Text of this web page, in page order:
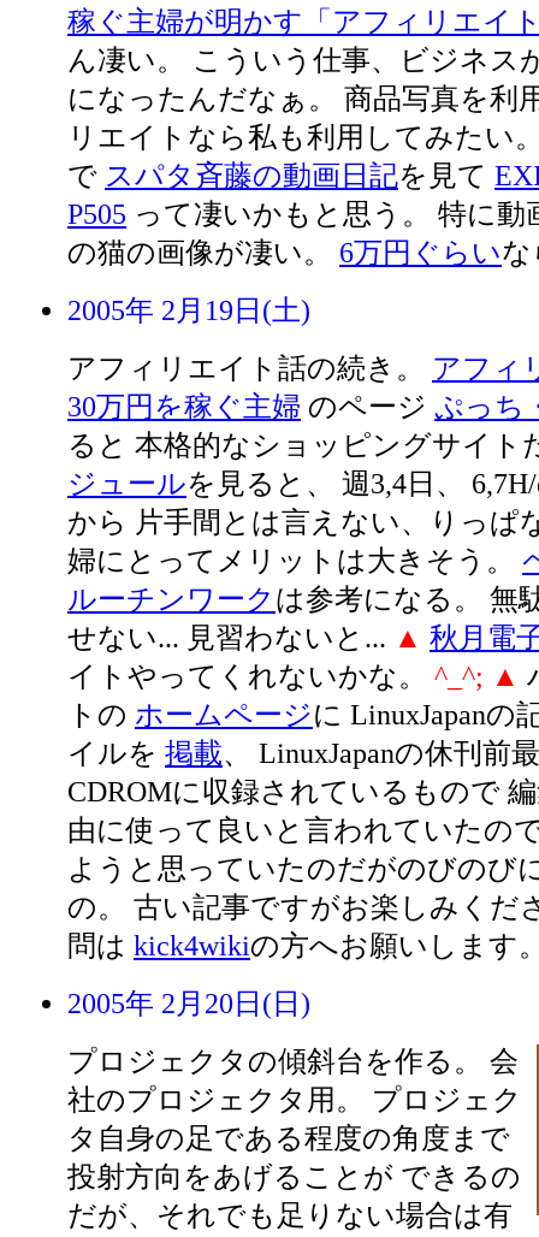
稼ぐ主婦が明かす「アフィリエイ
ん凄い。 こういう仕事、ビジネス
になったんだなぁ。 商品写真を利
リエイトなら私も利用してみたい
で スパタ斉藤の動画日記を見て
P505 って凄いかもと思う。 特に動
の猫の画像が凄い。 6万円ぐらいな
2005年 2月19日(土)
アフィリエイト話の続き。 アフィ
30万円を稼ぐ主婦 のページ ぷっち
ると 本格的なショッピングサイト
ジュールを見ると、 週3,4日、
から 片手間とは言えない、りっぱ
婦にとってメリットは大きそう。
ルーチンワーク は参考になる。 無
せない... 見習わないと... ▲ 秋月電
イトやってくれないかな。 ^_^; ▲
トの ホームページに LinuxJapanの
イルを 掲載、 LinuxJapanの休刊前
CDROMに収録されているもので
由に使って良いと言われていたの
ようと思っていたのだがのびのび
の。 古い記事ですがお楽しみくだ
問は kick4wikiの方へお願いします
2005年 2月20日(日)
プロジェクタの傾斜台を作る。 会
社のプロジェクタ用。 プロジェク
タ自身の足である程度の角度まで
投射方向をあげることが できるの
だが、それでも足りない場合は有